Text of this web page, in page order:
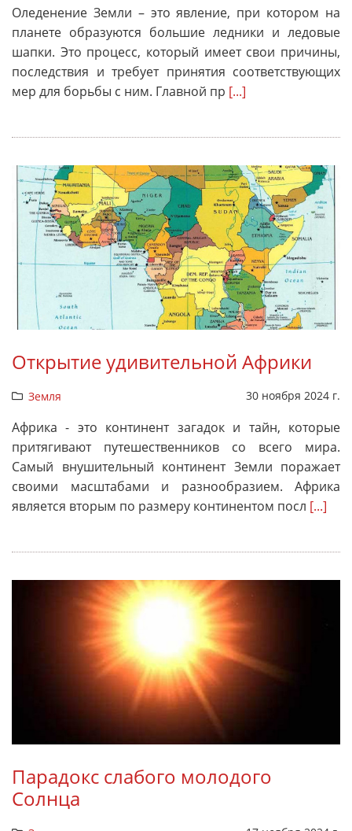
Оледенение Земли – это явление, при котором на
планете образуются большие ледники и ледовые
шапки. Это процесс, который имеет свои причины,
последствия и требует принятия соответствующих
мер для борьбы с ним. Главной пр [...]
Открытие удивительной Африки
Земля 30 ноября 2024 г.
Африка - это континент загадок и тайн, которые
притягивают путешественников со всего мира.
Самый внушительный континент Земли поражает
своими масштабами и разнообразием. Африка
является вторым по размеру континентом посл [...]
Парадокс слабого молодого
Солнца